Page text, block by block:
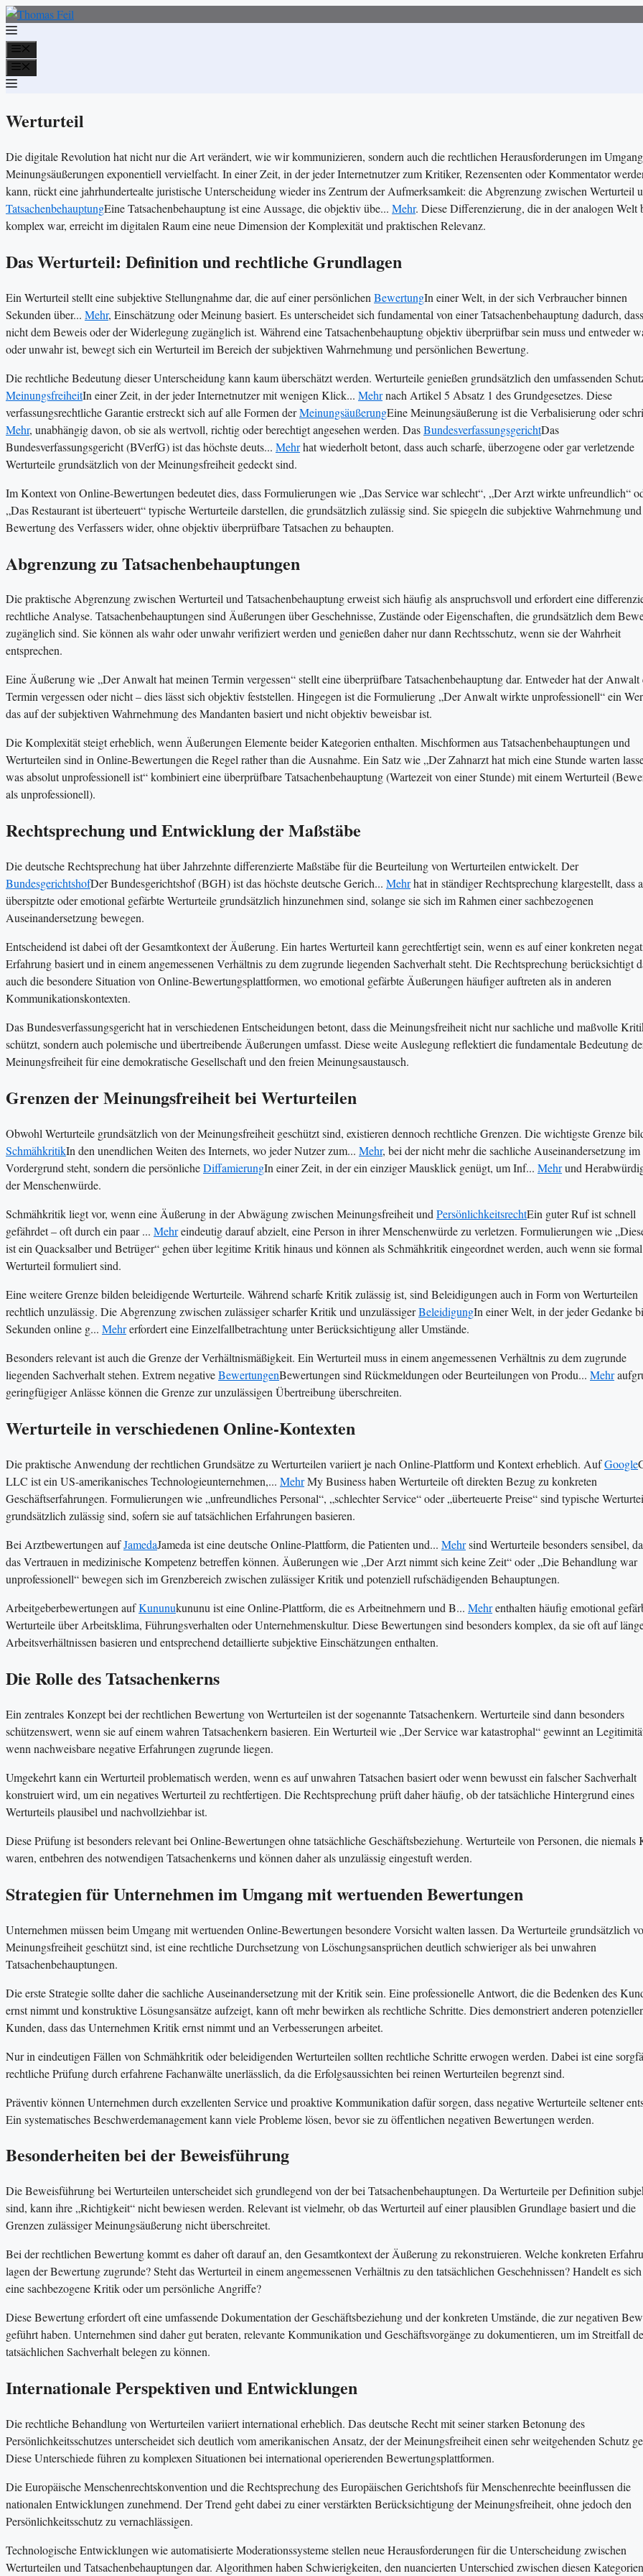
Zum
Inhalt
springen
Werturteil
Die digitale Revolution hat nicht nur die Art verändert, wie wir kommunizieren, sondern auch die rechtlichen Herausforderungen im
Meinungsäußerungen exponentiell vervielfacht. In einer Zeit, in der jeder Internetnutzer zum Kritiker, Rezensenten oder Kommentator
kann, rückt eine jahrhundertealte juristische Unterscheidung wieder ins Zentrum der Aufmerksamkeit: die Abgrenzung zwischen Werturteil
TatsachenbehauptungEine Tatsachenbehauptung ist eine Aussage, die objektiv übe... Mehr. Diese Differenzierung, die in der analogen Welt
komplex war, erreicht im digitalen Raum eine neue Dimension der Komplexität und praktischen Relevanz.
Das Werturteil: Definition und rechtliche Grundlagen
Ein Werturteil stellt eine subjektive Stellungnahme dar, die auf einer persönlichen BewertungIn einer Welt, in der sich Verbraucher binnen
Sekunden über... Mehr, Einschätzung oder Meinung basiert. Es unterscheidet sich fundamental von einer Tatsachenbehauptung dadurch,
nicht dem Beweis oder der Widerlegung zugänglich ist. Während eine Tatsachenbehauptung objektiv überprüfbar sein muss und entweder
oder unwahr ist, bewegt sich ein Werturteil im Bereich der subjektiven Wahrnehmung und persönlichen Bewertung.
Die rechtliche Bedeutung dieser Unterscheidung kann kaum überschätzt werden. Werturteile genießen grundsätzlich den umfassenden
MeinungsfreiheitIn einer Zeit, in der jeder Internetnutzer mit wenigen Klick... Mehrnach Artikel 5 Absatz 1 des Grundgesetzes. Diese
verfassungsrechtliche Garantie erstreckt sich auf alle Formen derMeinungsäußerungEine Meinungsäußerung ist die Verbalisierung oder
Mehr, unabhängig davon, ob sie als wertvoll, richtig oder berechtigt angesehen werden. DasBundesverfassungsgerichtDas
Bundesverfassungsgericht (BVerfG) ist das höchste deuts... Mehrhat wiederholt betont, dass auch scharfe, überzogene oder gar verletzende
Werturteile grundsätzlich von der Meinungsfreiheit gedeckt sind.
Im Kontext von Online-Bewertungen bedeutet dies, dass Formulierungen wie „Das Service war schlecht“, „Der Arzt wirkte unfreundlich“
„Das Restaurant ist überteuert“ typische Werturteile darstellen, die grundsätzlich zulässig sind. Sie spiegeln die subjektive Wahrnehmung und
Bewertung des Verfassers wider, ohne objektiv überprüfbare Tatsachen zu behaupten.
Abgrenzung zu Tatsachenbehauptungen
Die praktische Abgrenzung zwischen Werturteil und Tatsachenbehauptung erweist sich häufig als anspruchsvoll und erfordert eine
rechtliche Analyse. Tatsachenbehauptungen sind Äußerungen über Geschehnisse, Zustände oder Eigenschaften, die grundsätzlich dem
zugänglich sind. Sie können als wahr oder unwahr verifiziert werden und genießen daher nur dann Rechtsschutz, wenn sie der Wahrheit
entsprechen.
Eine Äußerung wie „Der Anwalt hat meinen Termin vergessen“ stellt eine überprüfbare Tatsachenbehauptung dar. Entweder hat der Anwalt
Termin vergessen oder nicht – dies lässt sich objektiv feststellen. Hingegen ist die Formulierung „Der Anwalt wirkte unprofessionell“ ein
das auf der subjektiven Wahrnehmung des Mandanten basiert und nicht objektiv beweisbar ist.
Die Komplexität steigt erheblich, wenn Äußerungen Elemente beider Kategorien enthalten. Mischformen aus Tatsachenbehauptungen und
Werturteilen sind in Online-Bewertungen die Regel rather than die Ausnahme. Ein Satz wie „Der Zahnarzt hat mich eine Stunde warten
was absolut unprofessionell ist“ kombiniert eine überprüfbare Tatsachenbehauptung (Wartezeit von einer Stunde) mit einem Werturteil
als unprofessionell).
Rechtsprechung und Entwicklung der Maßstäbe
Die deutsche Rechtsprechung hat über Jahrzehnte differenzierte Maßstäbe für die Beurteilung von Werturteilen entwickelt. Der
BundesgerichtshofDer Bundesgerichtshof (BGH) ist das höchste deutsche Gerich... Mehrhat in ständiger Rechtsprechung klargestellt, dass
überspitzte oder emotional gefärbte Werturteile grundsätzlich hinzunehmen sind, solange sie sich im Rahmen einer sachbezogenen
Auseinandersetzung bewegen.
Entscheidend ist dabei oft der Gesamtkontext der Äußerung. Ein hartes Werturteil kann gerechtfertigt sein, wenn es auf einer konkreten
Erfahrung basiert und in einem angemessenen Verhältnis zu dem zugrunde liegenden Sachverhalt steht. Die Rechtsprechung berücksichtigt
auch die besondere Situation von Online-Bewertungsplattformen, wo emotional gefärbte Äußerungen häufiger auftreten als in anderen
Kommunikationskontexten.
Das Bundesverfassungsgericht hat in verschiedenen Entscheidungen betont, dass die Meinungsfreiheit nicht nur sachliche und maßvolle
schützt, sondern auch polemische und übertreibende Äußerungen umfasst. Diese weite Auslegung reflektiert die fundamentale Bedeutung
Meinungsfreiheit für eine demokratische Gesellschaft und den freien Meinungsaustausch.
Grenzen der Meinungsfreiheit bei Werturteilen
Obwohl Werturteile grundsätzlich von der Meinungsfreiheit geschützt sind, existieren dennoch rechtliche Grenzen. Die wichtigste Grenze
SchmähkritikIn den unendlichen Weiten des Internets, wo jeder Nutzer zum... Mehr, bei der nicht mehr die sachliche Auseinandersetzung im
Vordergrund steht, sondern die persönlicheDiffamierungIn einer Zeit, in der ein einziger Mausklick genügt, um Inf... Mehrund
der Menschenwürde.
Schmähkritik liegt vor, wenn eine Äußerung in der Abwägung zwischen Meinungsfreiheit und PersönlichkeitsrechtEin guter Ruf ist schnell
gefährdet – oft durch ein paar ... Mehreindeutig darauf abzielt, eine Person in ihrer Menschenwürde zu verletzen. Formulierungen wie
ist ein Quacksalber und Betrüger“ gehen über legitime Kritik hinaus und können als Schmähkritik eingeordnet werden, auch wenn sie
Werturteil formuliert sind.
Eine weitere Grenze bilden beleidigende Werturteile. Während scharfe Kritik zulässig ist, sind Beleidigungen auch in Form von Werturteilen
rechtlich unzulässig. Die Abgrenzung zwischen zulässiger scharfer Kritik und unzulässigerBeleidigungIn einer Welt, in der jeder Gedanke
Sekunden online g... Mehrerfordert eine Einzelfallbetrachtung unter Berücksichtigung aller Umstände.
Besonders relevant ist auch die Grenze der Verhältnismäßigkeit. Ein Werturteil muss in einem angemessenen Verhältnis zu dem zugrunde
liegenden Sachverhalt stehen. Extrem negativeBewertungenBewertungen sind Rückmeldungen oder Beurteilungen von Produ... Mehr
geringfügiger Anlässe können die Grenze zur unzulässigen Übertreibung überschreiten.
Werturteile in verschiedenen Online-Kontexten
Die praktische Anwendung der rechtlichen Grundsätze zu Werturteilen variiert je nach Online-Plattform und Kontext erheblich. AufGoogle
LLC ist ein US-amerikanisches Technologieunternehmen,... MehrMy Business haben Werturteile oft direkten Bezug zu konkreten
Geschäftserfahrungen. Formulierungen wie „unfreundliches Personal“, „schlechter Service“ oder „überteuerte Preise“ sind typische
grundsätzlich zulässig sind, sofern sie auf tatsächlichen Erfahrungen basieren.
Bei Arztbewertungen aufJamedaJameda ist eine deutsche Online-Plattform, die Patienten und... Mehrsind Werturteile besonders sensibel,
das Vertrauen in medizinische Kompetenz betreffen können. Äußerungen wie „Der Arzt nimmt sich keine Zeit“ oder „Die Behandlung war
unprofessionell“ bewegen sich im Grenzbereich zwischen zulässiger Kritik und potenziell rufschädigenden Behauptungen.
Arbeitgeberbewertungen aufKununukununu ist eine Online-Plattform, die es Arbeitnehmern und B... Mehrenthalten häufig emotional
Werturteile über Arbeitsklima, Führungsverhalten oder Unternehmenskultur. Diese Bewertungen sind besonders komplex, da sie oft auf
Arbeitsverhältnissen basieren und entsprechend detaillierte subjektive Einschätzungen enthalten.
Die Rolle des Tatsachenkerns
Ein zentrales Konzept bei der rechtlichen Bewertung von Werturteilen ist der sogenannte Tatsachenkern. Werturteile sind dann besonders
schützenswert, wenn sie auf einem wahren Tatsachenkern basieren. Ein Werturteil wie „Der Service war katastrophal“ gewinnt an
wenn nachweisbare negative Erfahrungen zugrunde liegen.
Umgekehrt kann ein Werturteil problematisch werden, wenn es auf unwahren Tatsachen basiert oder wenn bewusst ein falscher Sachverhalt
konstruiert wird, um ein negatives Werturteil zu rechtfertigen. Die Rechtsprechung prüft daher häufig, ob der tatsächliche Hintergrund eines
Werturteils plausibel und nachvollziehbar ist.
Diese Prüfung ist besonders relevant bei Online-Bewertungen ohne tatsächliche Geschäftsbeziehung. Werturteile von Personen, die niemals
waren, entbehren des notwendigen Tatsachenkerns und können daher als unzulässig eingestuft werden.
Strategien für Unternehmen im Umgang mit wertuenden Bewertungen
Unternehmen müssen beim Umgang mit wertuenden Online-Bewertungen besondere Vorsicht walten lassen. Da Werturteile grundsätzlich
Meinungsfreiheit geschützt sind, ist eine rechtliche Durchsetzung von Löschungsansprüchen deutlich schwieriger als bei unwahren
Tatsachenbehauptungen.
Die erste Strategie sollte daher die sachliche Auseinandersetzung mit der Kritik sein. Eine professionelle Antwort, die die Bedenken des
ernst nimmt und konstruktive Lösungsansätze aufzeigt, kann oft mehr bewirken als rechtliche Schritte. Dies demonstriert anderen
Kunden, dass das Unternehmen Kritik ernst nimmt und an Verbesserungen arbeitet.
Nur in eindeutigen Fällen von Schmähkritik oder beleidigenden Werturteilen sollten rechtliche Schritte erwogen werden. Dabei ist eine
rechtliche Prüfung durch erfahrene Fachanwälte unerlässlich, da die Erfolgsaussichten bei reinen Werturteilen begrenzt sind.
Präventiv können Unternehmen durch exzellenten Service und proaktive Kommunikation dafür sorgen, dass negative Werturteile seltener
Ein systematisches Beschwerdemanagement kann viele Probleme lösen, bevor sie zu öffentlichen negativen Bewertungen werden.
Besonderheiten bei der Beweisführung
Die Beweisführung bei Werturteilen unterscheidet sich grundlegend von der bei Tatsachenbehauptungen. Da Werturteile per Definition
sind, kann ihre „Richtigkeit“ nicht bewiesen werden. Relevant ist vielmehr, ob das Werturteil auf einer plausiblen Grundlage basiert und die
Grenzen zulässiger Meinungsäußerung nicht überschreitet.
Bei der rechtlichen Bewertung kommt es daher oft darauf an, den Gesamtkontext der Äußerung zu rekonstruieren. Welche konkreten
lagen der Bewertung zugrunde? Steht das Werturteil in einem angemessenen Verhältnis zu den tatsächlichen Geschehnissen? Handelt es
eine sachbezogene Kritik oder um persönliche Angriffe?
Diese Bewertung erfordert oft eine umfassende Dokumentation der Geschäftsbeziehung und der konkreten Umstände, die zur negativen
geführt haben. Unternehmen sind daher gut beraten, relevante Kommunikation und Geschäftsvorgänge zu dokumentieren, um im Streitfall
tatsächlichen Sachverhalt belegen zu können.
Internationale Perspektiven und Entwicklungen
Die rechtliche Behandlung von Werturteilen variiert international erheblich. Das deutsche Recht mit seiner starken Betonung des
Persönlichkeitsschutzes unterscheidet sich deutlich vom amerikanischen Ansatz, der der Meinungsfreiheit einen sehr weitgehenden Schutz
Diese Unterschiede führen zu komplexen Situationen bei international operierenden Bewertungsplattformen.
Die Europäische Menschenrechtskonvention und die Rechtsprechung des Europäischen Gerichtshofs für Menschenrechte beeinflussen die
nationalen Entwicklungen zunehmend. Der Trend geht dabei zu einer verstärkten Berücksichtigung der Meinungsfreiheit, ohne jedoch den
Persönlichkeitsschutz zu vernachlässigen.
Technologische Entwicklungen wie automatisierte Moderationssysteme stellen neue Herausforderungen für die Unterscheidung zwischen
Werturteilen und Tatsachenbehauptungen dar. Algorithmen haben Schwierigkeiten, den nuancierten Unterschied zwischen diesen